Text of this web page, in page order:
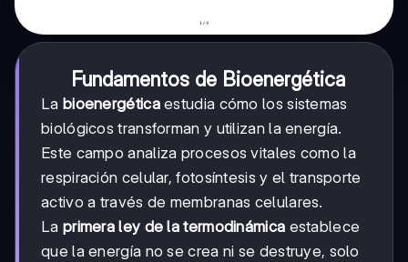
Fundamentos de Bioenergética
La bioenergéticaestudia cómo los sistemas
biológicos transforman y utilizan la energía.
Este campo analiza procesos vitales como la
respiración celular, fotosíntesis y el transporte
activo a través de membranas celulares.
La primera ley de la termodinámica establece
que la energía no se crea ni se destruye, solo